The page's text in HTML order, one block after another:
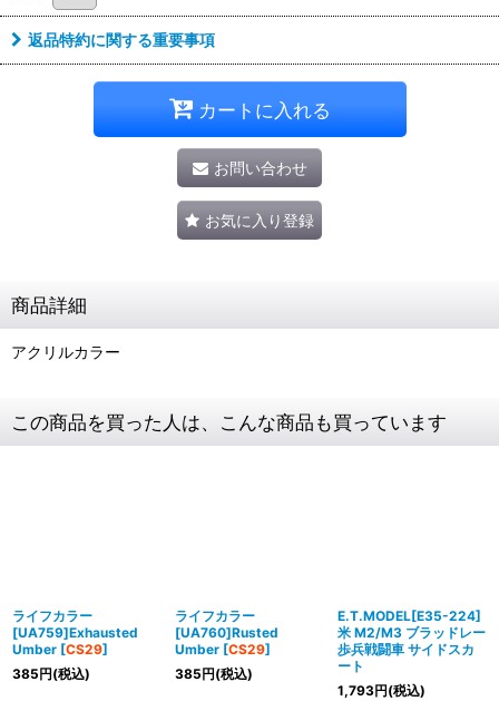
返品特約に関する重要事項
カートに入れる
お問い合わせ
お気に入り登録
商品詳細
アクリルカラー
この商品を買った人は、こんな商品も買っています
ライフカラー
[UA759]Exhausted
Umber [CS29]
385円(税込)
ライフカラー
[UA760]Rusted
Umber [CS29]
385円(税込)
E.T.MODEL[E35-224]
米 M2/M3 ブラッドレー
歩兵戦闘車 サイドスカ
ート
1,793円(税込)